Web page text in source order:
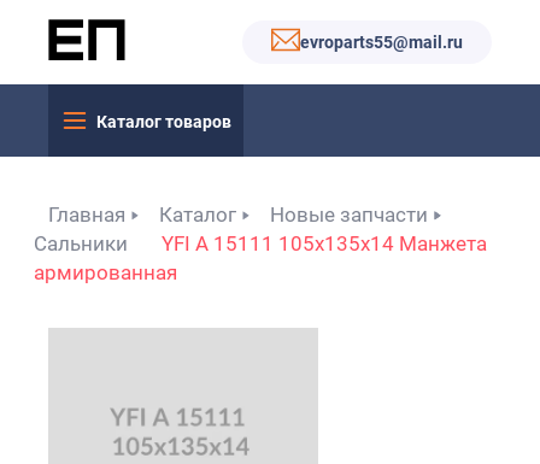
evroparts55@mail.ru
Каталог товаров
Главная Каталог
Новые запчасти
Сальники
YFI A 15111 105x135x14 Манжета
армированная